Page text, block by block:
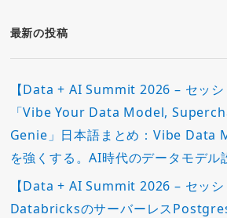
ー
最新の投稿
【Data + AI Summit 2026 – セッシ
「Vibe Your Data Model,
Genie」日本語まとめ：Vibe Data
を強くする。AI時代のデータモデル
【Data + AI Summit 2026 – セッシ
Databricksのサーバーレス